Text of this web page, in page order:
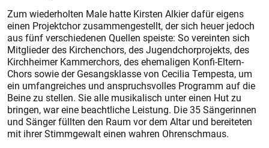
Zum wiederholten Male hatte Kirsten Alkier dafür eigens
einen Projektchor zusammengestellt, der sich heuer jedoch
aus fünf verschiedenen Quellen speiste: So vereinten sich
Mitglieder des Kirchenchors, des Jugendchorprojekts, des
Kirchheimer Kammerchors, des ehemaligen Konfi-Eltern-
Chors sowie der Gesangsklasse von Cecilia Tempesta, um
ein umfangreiches und anspruchsvolles Programm auf die
Beine zu stellen. Sie alle musikalisch unter einen Hut zu
bringen, war eine beachtliche Leistung. Die 35 Sängerinnen
und Sänger füllten den Raum vor dem Altar und bereiteten
mit ihrer Stimmgewalt einen wahren Ohrenschmaus.